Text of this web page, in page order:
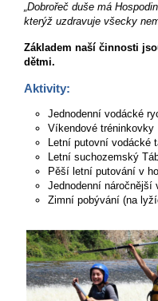
„Dobrořeč duše má
kterýž uzdravuje všecky
Základem naší činnosti
dětmi.
Aktivity:
Jednodenní vodácké
Víkendové tréninkovky
Letní putovní vodácké
Letní suchozemský
Pěší letní putování v
Jednodenní náročnější
Zimní pobývání (na